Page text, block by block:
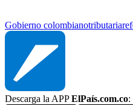
Gobierno colombianotributaria
Descarga la APPElPaís.com.co: